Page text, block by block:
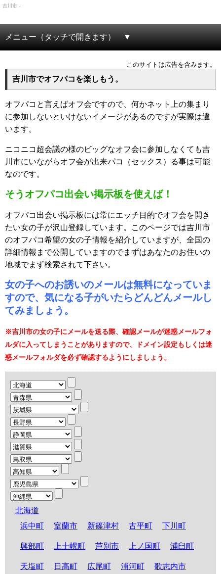
吉川市 -
メニュー（タッチで開きます）
このサイトは広告を含みます。
吉川市でオフパコを楽しもう。
オフパコと言えばオフ会ですので、何かネット上の集まり
に参加しないといけないイメージがあるのですが実際は違
います。
ニコニコ超会議の様のビッグなオフ会に参加しなくても吉
川市にいながらオフ会が出来パコ（セックス）る事は可能
なのです。
そうオフパコ出会い掲示板を使えば！
オフパコ出会い掲示板には常にエッチ目的でオフ会を開き
たい女の子が沢山登録しています。このページでは吉川市
のオフパコ希望の女の子情報を紹介していますが、全国の
詳細情報まで公開していますのでまずはあなたのお住いの
地域でまず検索されて下さい。
女の子へのお誘いのメールは無料になっていま
すので、気になる子がいたらどんどんメールし
てみましょう。
※吉川市の女の子にメールを送る際、確認メールが迷惑メールフォ
ルダに入ってしまうことがありますので、ドメイン設定もしくは迷
惑メールフォルダを必ず確認するようにしましょう。
北海道
浜中町
室蘭市 新篠津村 古平町 下川町
興部町 上士幌町 芦別市 上ノ国町 浦臼町
天塩町 日高町 広尾町 浦河町 歌志内市